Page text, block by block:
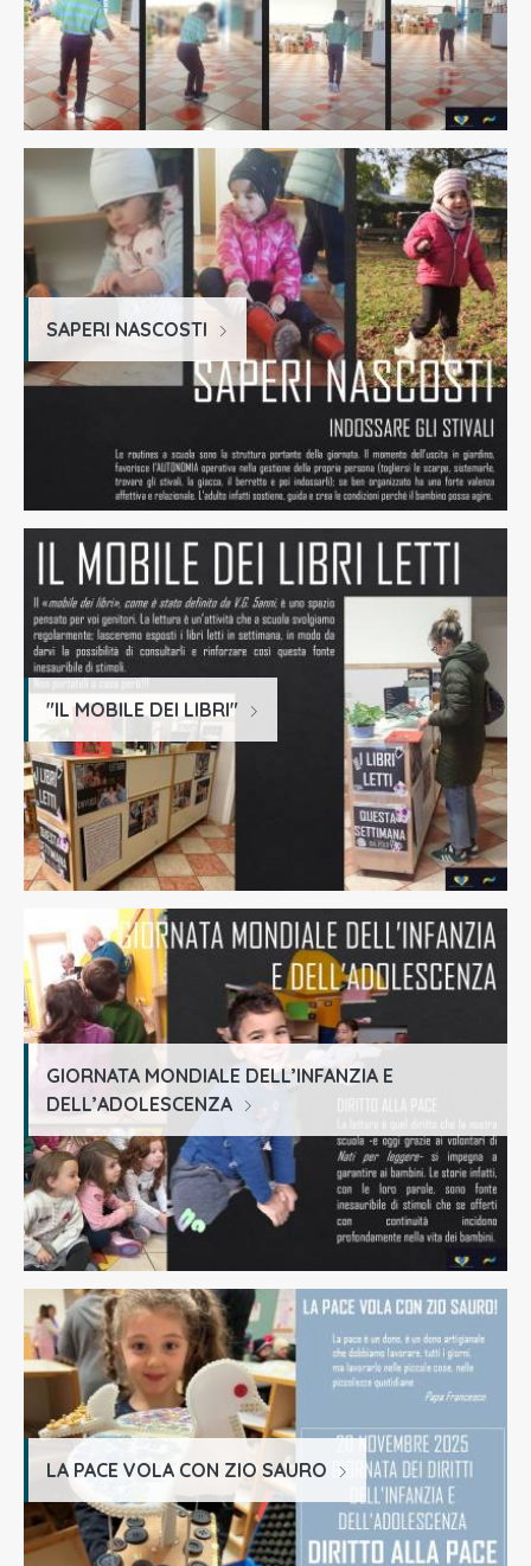
SAPERI NASCOSTI
"IL MOBILE DEI LIBRI"
GIORNATA MONDIALE DELL’INFANZIA E
DELL’ADOLESCENZA
LA PACE VOLA CON ZIO SAURO